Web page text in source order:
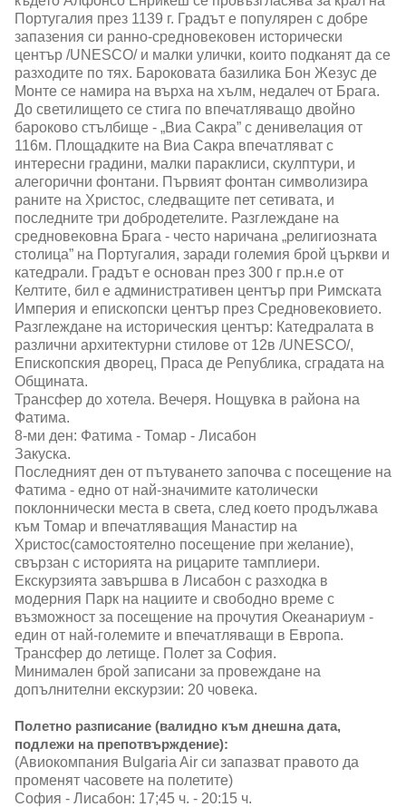
Португалия през 1139 г. Градът е популярен с добре
запазения си ранно-средновековен исторически
център /UNESCO/ и малки улички, които подканят да се
разходите по тях. Бароковата базилика Бон Жезус де
Монте се намира на върха на хълм, недалеч от Брага.
До светилището се стига по впечатляващо двойно
бароково стълбище - „Виа Сакра” с денивелация от
116м. Площадките на Виа Сакра впечатляват с
интересни градини, малки параклиси, скулптури, и
алегорични фонтани. Първият фонтан символизира
раните на Христос, следващите пет сетивата, и
последните три добродетелите. Разглеждане на
средновековна Брага - често наричана „религиозната
столица” на Португалия, заради големия брой църкви и
катедрали. Градът е основан през 300 г пр.н.е от
Келтите, бил е административен център при Римската
Империя и епископски център през Средновековието.
Разглеждане на историческия център: Катедралата в
различни архитектурни стилове от 12в /UNESCO/,
Епископския дворец, Праса де Република, сградата на
Общината.
Трансфер до хотела. Вечеря. Нощувка в района на
Фатима.
8-ми ден: Фатима - Томар - Лисабон
Закуска.
Последният ден от пътуването започва с посещение на
Фатима - едно от най-значимите католически
поклоннически места в света, след което продължава
към Томар и впечатляващия Манастир на
Христос(самостоятелно посещение при желание),
свързан с историята на рицарите тамплиери.
Екскурзията завършва в Лисабон с разходка в
модерния Парк на нациите и свободно време с
възможност за посещение на прочутия Океанариум -
един от най-големите и впечатляващи в Европа.
Трансфер до летище. Полет за София.
Минимален брой записани за провеждане на
допълнителни екскурзии: 20 човека.
Полетно разписание (валидно към днешна дата,
подлежи на препотвърждение):
(Авиокомпания Bulgaria Air си запазват правото да
променят часовете на полетите)
София - Лисабон: 17;45 ч. - 20:15 ч.